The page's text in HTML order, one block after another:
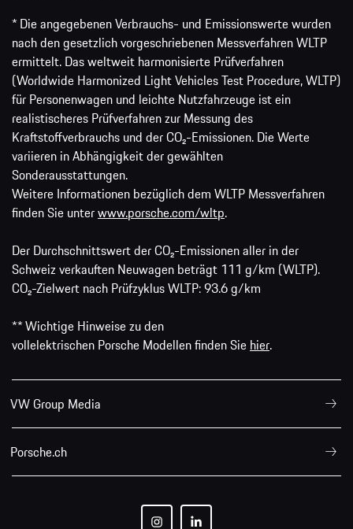
* Die angegebenen Verbrauchs- und Emissionswerte wurden
nach den gesetzlich vorgeschriebenen Messverfahren WLTP
ermittelt. Das weltweit harmonisierte Prüfverfahren
(Worldwide Harmonized Light Vehicles Test Procedure, WLTP)
für Personenwagen und leichte Nutzfahrzeuge ist ein
realistischeres Prüfverfahren zur Messung des
Kraftstoffverbrauchs und der CO₂-Emissionen. Die Werte
variieren in Abhängigkeit der gewählten
Sonderausstattungen.
Weitere Informationen bezüglich dem WLTP Messverfahren
finden Sie unterwww.porsche.com/wltp.
Der Durchschnittswert der CO₂-Emissionen aller in der
Schweiz verkauften Neuwagen beträgt 111 g/km (WLTP).
CO₂-Zielwert nach Prüfzyklus WLTP: 93.6 g/km
** Wichtige Hinweise zu den
vollelektrischen Porsche Modellen finden Sie hier.
VW Group Media
Porsche.ch